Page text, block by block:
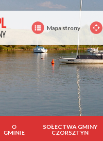
Mapa strony
O
GMINIE
SOŁECTWA GMINY
CZORSZTYN